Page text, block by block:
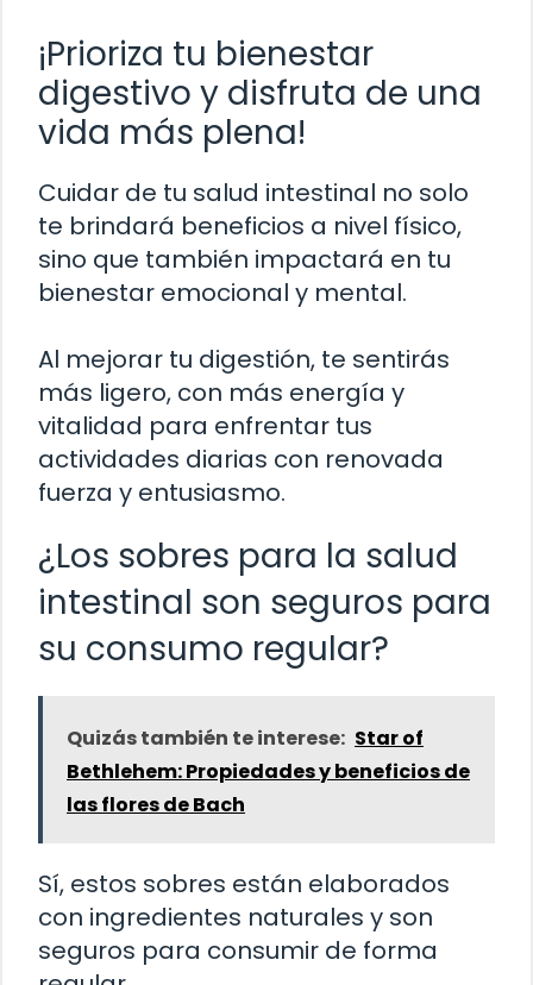
¡Prioriza tu bienestar
digestivo y disfruta de una
vida más plena!
Cuidar de tu salud intestinal no solo
te brindará beneficios a nivel físico,
sino que también impactará en tu
bienestar emocional y mental.
Al mejorar tu digestión, te sentirás
más ligero, con más energía y
vitalidad para enfrentar tus
actividades diarias con renovada
fuerza y entusiasmo.
¿Los sobres para la salud
intestinal son seguros para
su consumo regular?
Quizás también te interese: Star of
Bethlehem: Propiedades y beneficios de
las flores de Bach
Sí, estos sobres están elaborados
con ingredientes naturales y son
seguros para consumir de forma